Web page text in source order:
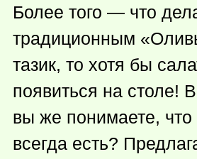
Более того — что
традиционным
тазик, то хотя бы
появиться на столе!
вы же понимаете,
всегда есть?